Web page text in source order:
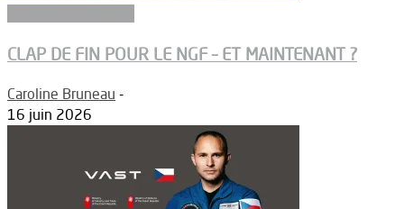
CLAP DE FIN POUR LE NGF – ET MAINTENANT ?
Caroline Bruneau -
16 juin 2026